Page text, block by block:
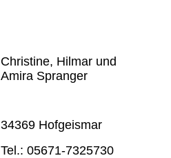
Christine, Hilmar und
Amira Spranger
34369 Hofgeismar
Tel.: 05671-7325730